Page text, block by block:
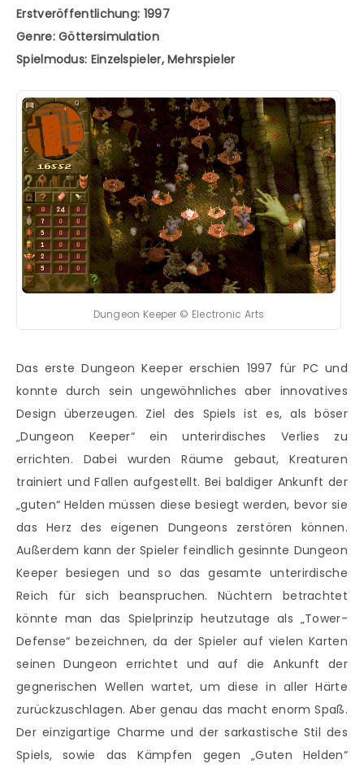
Erstveröffentlichung: 1997
Genre: Göttersimulation
Spielmodus: Einzelspieler, Mehrspieler
Dungeon Keeper © Electronic Arts
Das erste Dungeon Keeper erschien 1997 für PC und
konnte durch sein ungewöhnliches aber innovatives
Design überzeugen. Ziel des Spiels ist es, als böser
„Dungeon Keeper“ ein unterirdisches Verlies zu
errichten. Dabei wurden Räume gebaut, Kreaturen
trainiert und Fallen aufgestellt. Bei baldiger Ankunft der
„guten“ Helden müssen diese besiegt werden, bevor sie
das Herz des eigenen Dungeons zerstören können.
Außerdem kann der Spieler feindlich gesinnte Dungeon
Keeper besiegen und so das gesamte unterirdische
Reich für sich beanspruchen. Nüchtern betrachtet
könnte man das Spielprinzip heutzutage als „Tower-
Defense“ bezeichnen, da der Spieler auf vielen Karten
seinen Dungeon errichtet und auf die Ankunft der
gegnerischen Wellen wartet, um diese in aller Härte
zurückzuschlagen. Aber genau das macht enorm Spaß.
Der einzigartige Charme und der sarkastische Stil des
Spiels, sowie das Kämpfen gegen „Guten Helden“